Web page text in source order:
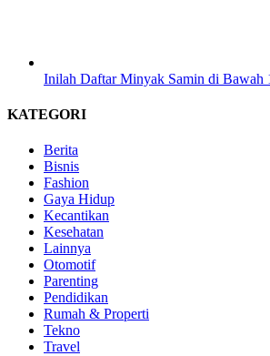
Inilah Daftar Minyak Samin di Bawah
KATEGORI
Berita
Bisnis
Fashion
Gaya Hidup
Kecantikan
Kesehatan
Lainnya
Otomotif
Parenting
Pendidikan
Rumah & Properti
Tekno
Travel